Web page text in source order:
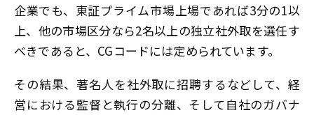
企業でも、東証プライム市場上場であれば3分の1以
上、他の市場区分なら2名以上の独立社外取を選任す
べきであると、CGコードには定められています。
その結果、著名人を社外取に招聘するなどして、経
営における監督と執行の分離、そして自社のガバナ